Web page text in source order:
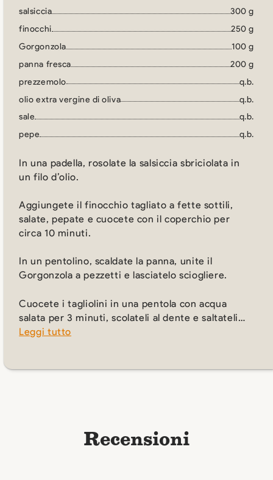
salsiccia
300 g
finocchi
250 g
Gorgonzola
100 g
panna fresca
200 g
prezzemolo
q.b.
olio extra vergine di oliva
q.b.
sale
q.b.
pepe
q.b.
In una padella, rosolate la salsiccia sbriciolata in
un filo d’olio.
Aggiungete il finocchio tagliato a fette sottili,
salate, pepate e cuocete con il coperchio per
circa 10 minuti.
In un pentolino, scaldate la panna, unite il
Gorgonzola a pezzetti e lasciatelo sciogliere.
Cuocete i tagliolini in una pentola con acqua
salata per 3 minuti, scolateli al dente e saltateli…
Leggi tutto
Recensioni